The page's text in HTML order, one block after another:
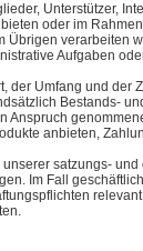
Unterstützer,
oder im
verarbeiten
Aufgaben
der Umfang und
Bestands-
Anspruch
anbieten,
satzungs-
Im Fall